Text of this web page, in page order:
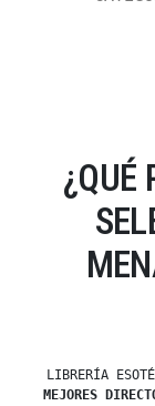
¿QUÉ
LIBRERÍA
MEJORES